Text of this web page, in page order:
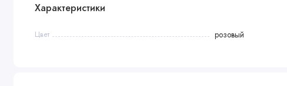
Характеристики
Цвет розовый